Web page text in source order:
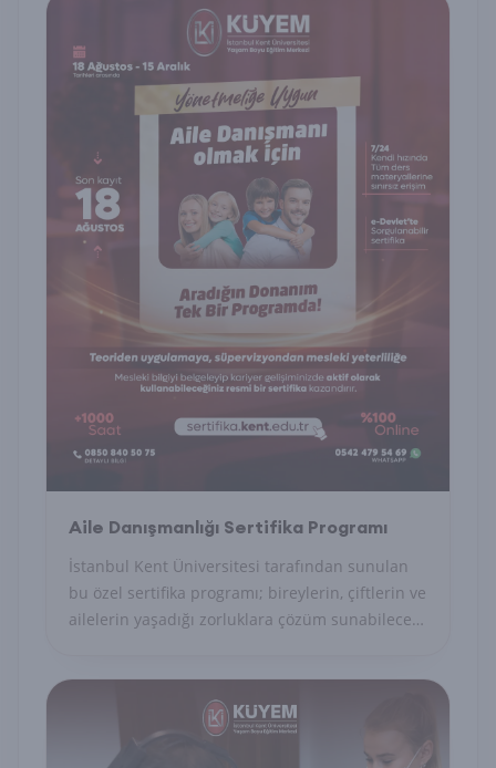
Aile Danışmanlığı Sertifika Programı
İstanbul Kent Üniversitesi tarafından sunulan
bu özel sertifika programı; bireylerin, çiftlerin ve
ailelerin yaşadığı zorluklara çözüm sunabilecek